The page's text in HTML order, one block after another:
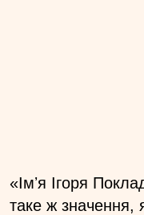
«Імʼя Ігоря
таке ж значення,